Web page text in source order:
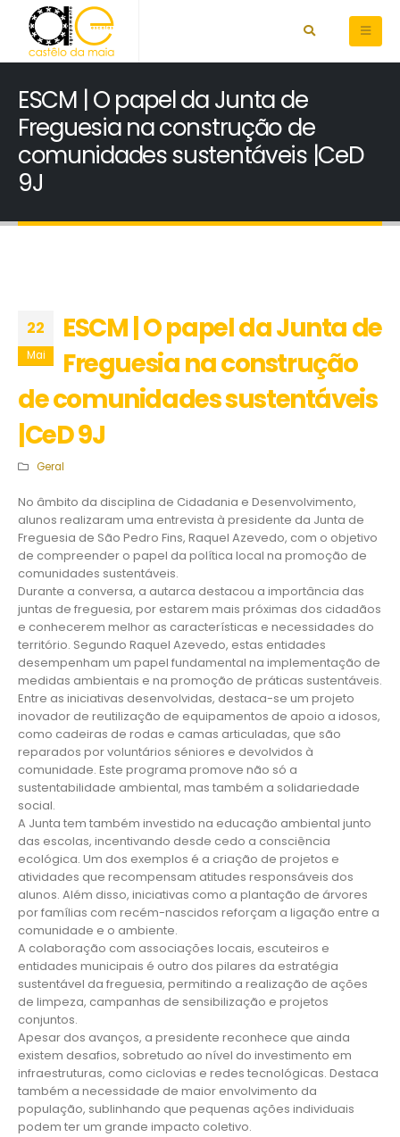
ESCM | O papel da Junta de
Freguesia na construção de
comunidades sustentáveis |CeD
9J
22
Mai
ESCM | O papel da Junta de
Freguesia na construção
de comunidades sustentáveis
|CeD 9J
Geral
No âmbito da disciplina de Cidadania e Desenvolvimento,
alunos realizaram uma entrevista à presidente da Junta de
Freguesia de São Pedro Fins, Raquel Azevedo, com o objetivo
de compreender o papel da política local na promoção de
comunidades sustentáveis.
Durante a conversa, a autarca destacou a importância das
juntas de freguesia, por estarem mais próximas dos cidadãos
e conhecerem melhor as características e necessidades do
território. Segundo Raquel Azevedo, estas entidades
desempenham um papel fundamental na implementação de
medidas ambientais e na promoção de práticas sustentáveis.
Entre as iniciativas desenvolvidas, destaca-se um projeto
inovador de reutilização de equipamentos de apoio a idosos,
como cadeiras de rodas e camas articuladas, que são
reparados por voluntários séniores e devolvidos à
comunidade. Este programa promove não só a
sustentabilidade ambiental, mas também a solidariedade
social.
A Junta tem também investido na educação ambiental junto
das escolas, incentivando desde cedo a consciência
ecológica. Um dos exemplos é a criação de projetos e
atividades que recompensam atitudes responsáveis dos
alunos. Além disso, iniciativas como a plantação de árvores
por famílias com recém-nascidos reforçam a ligação entre a
comunidade e o ambiente.
A colaboração com associações locais, escuteiros e
entidades municipais é outro dos pilares da estratégia
sustentável da freguesia, permitindo a realização de ações
de limpeza, campanhas de sensibilização e projetos
conjuntos.
Apesar dos avanços, a presidente reconhece que ainda
existem desafios, sobretudo ao nível do investimento em
infraestruturas, como ciclovias e redes tecnológicas. Destaca
também a necessidade de maior envolvimento da
população, sublinhando que pequenas ações individuais
podem ter um grande impacto coletivo.